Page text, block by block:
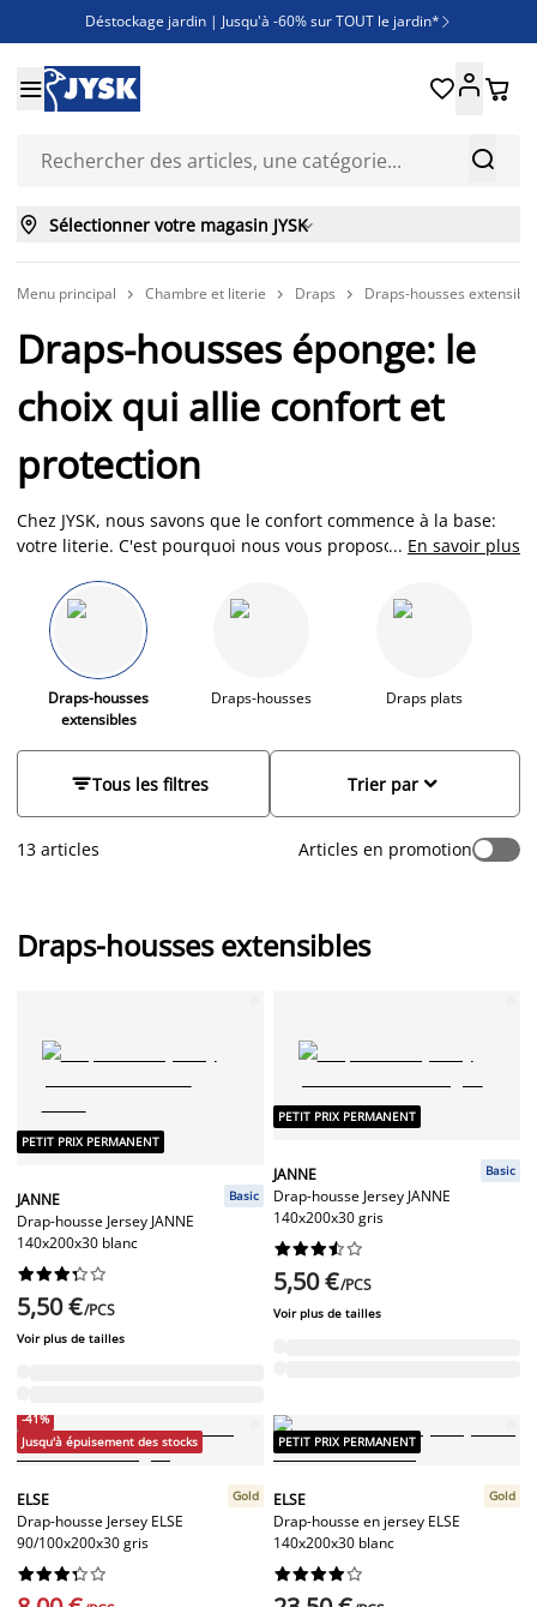
Déstockage jardin | Jusqu'à -60% sur TOUT le jardin* 
Jusqu'à -50% sur une sélection literie
Découvrez les nouveautés de la collection


 
 Sélectionner votre magasin JYSK
Menu principal  Chambre et literie  Draps  Draps-housses
Draps-housses éponge: le
choix qui allie confort et
protection
Chez JYSK, nous savons que le confort commence à la base:
votre literie. C'est pourquoi nous vous proposons une gamme
une surface douce sur laquelle dormir. Ils jouent également
un rôle crucial dans la protection de votre matelas, en
prolongeant sa durée de vie et en créant un environnement
de sommeil plus sain et hygiénique.
... En savoir plus
Draps-housses
extensibles
Draps-housses Draps plats
Tous les filtres 
Trier par
13 articles Articles en promotion
Draps-housses extensibles
PETIT PRIX PERMANENT
JANNE
Drap-housse Jersey JANNE
140x200x30 blanc
Basic






5,50 €/PCS
Voir plus de tailles
PETIT PRIX PERMANENT
JANNE
Drap-housse Jersey JANNE
140x200x30 gris
Basic






5,50 €/PCS
Voir plus de tailles
-41%
Jusqu'à épuisement des stocks
ELSE
Drap-housse Jersey ELSE
90/100x200x30 gris
Gold






PETIT PRIX PERMANENT
ELSE
Drap-housse en jersey ELSE
140x200x30 blanc
Gold





